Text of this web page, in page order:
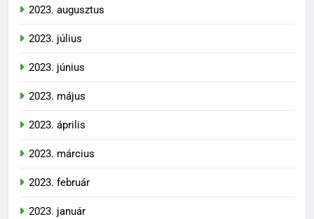
2023. augusztus
2023. július
2023. június
2023. május
2023. április
2023. március
2023. február
2023. január